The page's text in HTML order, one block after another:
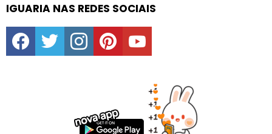
IGUARIA NAS REDES SOCIAIS
facebooktwitter instagrampinterestyoutube